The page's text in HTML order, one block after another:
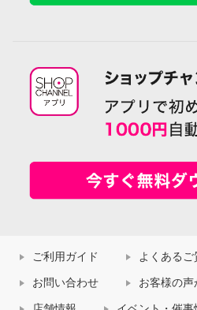
ご利用ガイド よくあるご
お問い合わせ お客様の声